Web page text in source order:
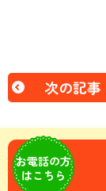
次の記事
お電話の方
はこちら